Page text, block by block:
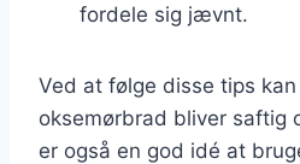
fordele sig jævnt.
Ved at følge disse tips
oksemørbrad bliver saftig
er også en god idé at